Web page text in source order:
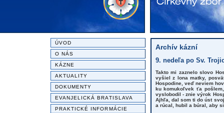
ÚVOD
O NÁS
KÁZNE
AKTUALITY
DOKUMENTY
EVANJELICKÁ BRATISLAVA
PRAKTICKÉ INFORMÁCIE
Archív kázní
9. nedeľa po Sv.
Takto mi zaznelo slovo
vyšiel z lona matky,
Hospodine, veď neviem
ku komukoľvek ťa
vyslobodil - znie výrok
Ajhľa, dal som ti do úst
a rúcal, hubil a búral, aby